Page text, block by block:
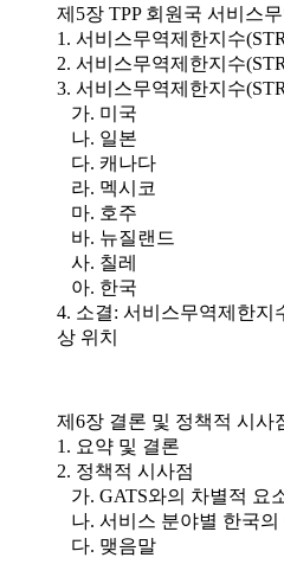
제5장 TPP 회원국 서비스
1. 서비스무역제한지수
2. 서비스무역제한지수
3. 서비스무역제한지수
가. 미국
나. 일본
다. 캐나다
라. 멕시코
마. 호주
바. 뉴질랜드
사. 칠레
아. 한국
4. 소결: 서비스무역제한지
상 위치
제6장 결론 및 정책적 시사
1. 요약 및 결론
2. 정책적 시사점
가. GATS와의 차별적 요
나. 서비스 분야별 한국의
다. 맺음말